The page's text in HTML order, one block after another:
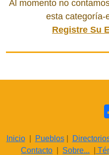
Al momento no
esta categoría-
Registre Su
Inicio| Pueblos|
Contacto
Sobre...